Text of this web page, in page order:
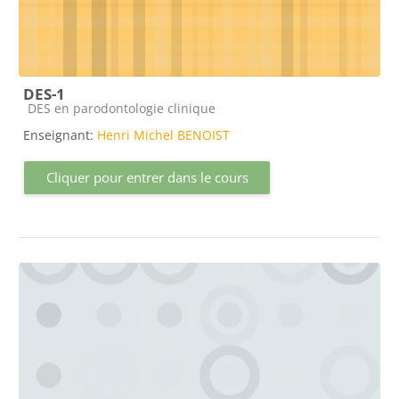
DES-1
Catégorie de cours
DES en parodontologie clinique
Enseignant: Henri Michel BENOIST
Cliquer pour entrer dans le cours